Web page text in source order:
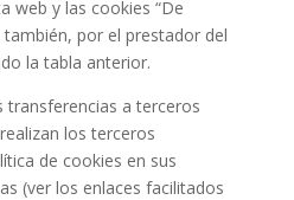
web y las cookies “De
por el prestador del
la tabla anterior.
transferencias a terceros
los terceros
de cookies en sus
(ver los enlaces facilitados